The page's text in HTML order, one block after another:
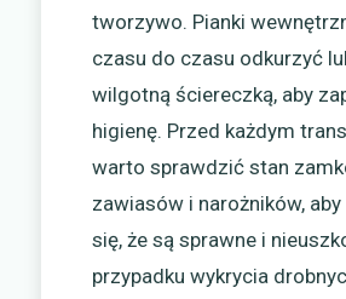
tworzywo. Pianki
czasu do czasu odkurzyć
wilgotną ściereczką, aby
higienę. Przed każdym
warto sprawdzić stan
zawiasów i narożników,
się, że są sprawne i
przypadku wykrycia